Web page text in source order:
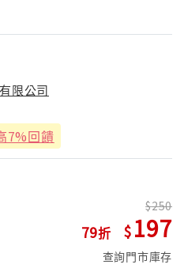
限公司
7%回饋
79
250
197
查詢門市庫存